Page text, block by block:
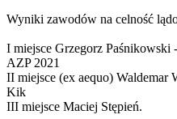
Wyniki zawodów na celność
I miejsce Grzegorz Paśnikowski
AZP 2021
II miejsce (ex aequo) Waldemar
Kik
III miejsce Maciej Stępień.